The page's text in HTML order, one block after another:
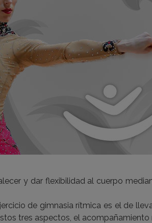
y dar flexibilidad al cuerpo
de gimnasia rítmica es el de
tres aspectos, el